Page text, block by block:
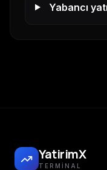
Yabancı
YatirimX
TERMINAL